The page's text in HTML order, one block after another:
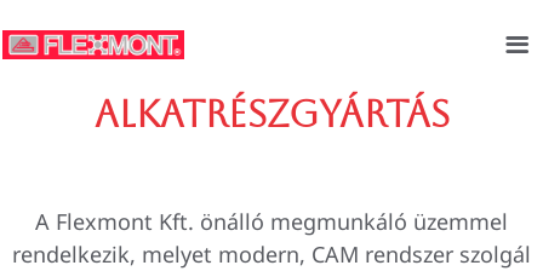
Alkatrészgyártás
A Flexmont Kft. önálló megmunkáló üzemmel
rendelkezik, melyet modern, CAM rendszer szolgál